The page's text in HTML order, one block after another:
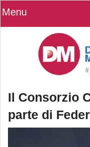
Menu
Il Consorzio
parte di